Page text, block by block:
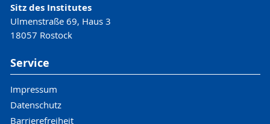
Sitz des Institutes
Ulmenstraße 69, Haus 3
18057 Rostock
Service
Impressum
Datenschutz
Barrierefreiheit